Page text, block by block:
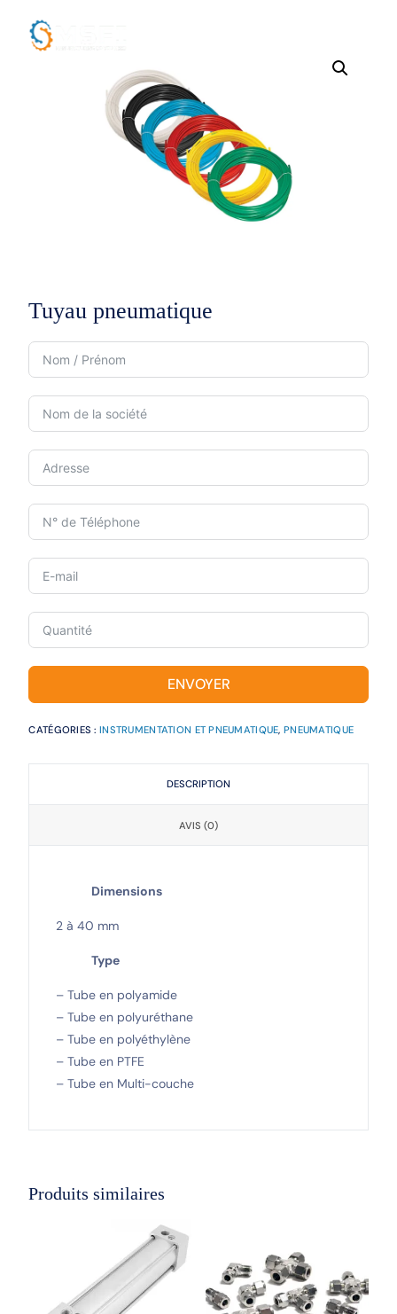
Tuyau pneumatique
ENVOYER
CATÉGORIES :INSTRUMENTATION ET PNEUMATIQUE,PNEUMATIQUE
DESCRIPTION
AVIS (0)
Dimensions
2 à 40 mm
Type
– Tube en polyamide
– Tube en polyuréthane
– Tube en polyéthylène
– Tube en PTFE
– Tube en Multi-couche
Produits similaires